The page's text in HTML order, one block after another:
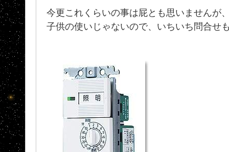
今更これくらいの事は屁とも思いませんが
子供の使いじゃないので、いちいち問合せ